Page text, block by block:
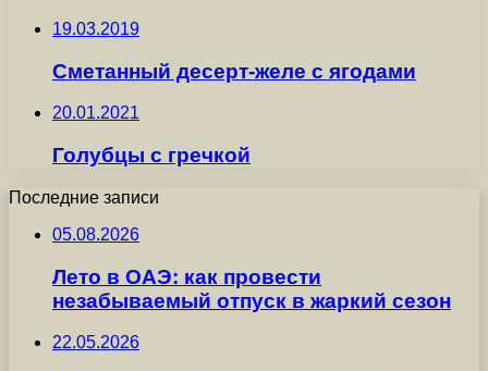
19.03.2019
Сметанный десерт-желе с ягодами
20.01.2021
Голубцы с гречкой
Последние записи
05.08.2026
Лето в ОАЭ: как провести
незабываемый отпуск в жаркий сезон
22.05.2026